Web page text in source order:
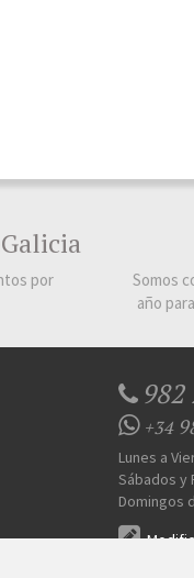
por
Somos
año
982
+34
Lunes a
Sábados y
Domingos